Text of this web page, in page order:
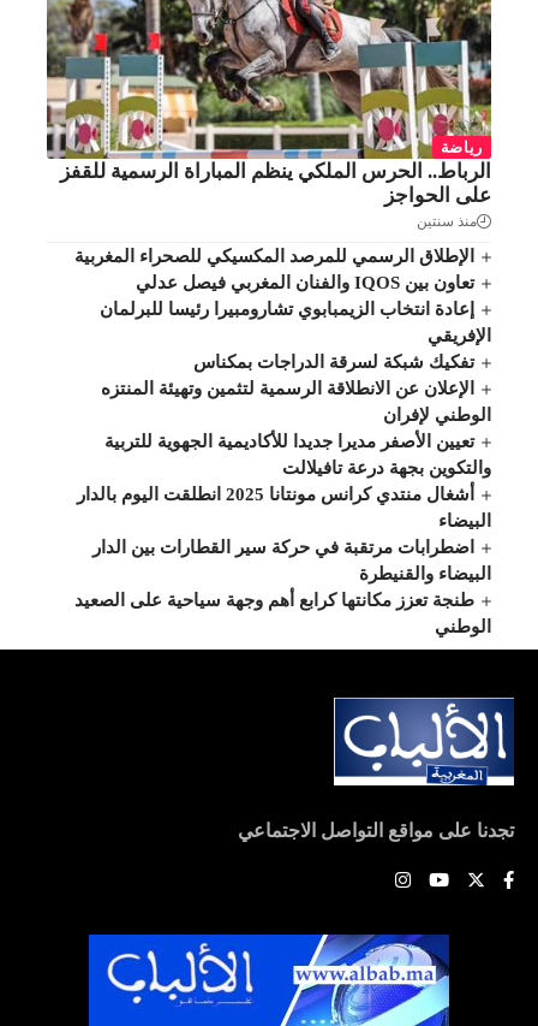
رياضة
الرباط.. الحرس الملكي ينظم المباراة الرسمية للقفز
على الحواجز
منذ سنتين
الإطلاق الرسمي للمرصد المكسيكي للصحراء المغربية
تعاون بين IQOS والفنان المغربي فيصل عدلي
إعادة انتخاب الزيمبابوي تشارومبيرا رئيسا للبرلمان
الإفريقي
تفكيك شبكة لسرقة الدراجات بمكناس
الإعلان عن الانطلاقة الرسمية لتثمين وتهيئة المنتزه
الوطني لإفران
تعيين الأصفر مديرا جديدا للأكاديمية الجهوية للتربية
والتكوين بجهة درعة تافيلالت
أشغال منتدي كرانس مونتانا 2025 انطلقت اليوم بالدار
البيضاء
اضطرابات مرتقبة في حركة سير القطارات بين الدار
البيضاء والقنيطرة
طنجة تعزز مكانتها كرابع أهم وجهة سياحية على الصعيد
الوطني
تجدنا على مواقع التواصل الاجتماعي